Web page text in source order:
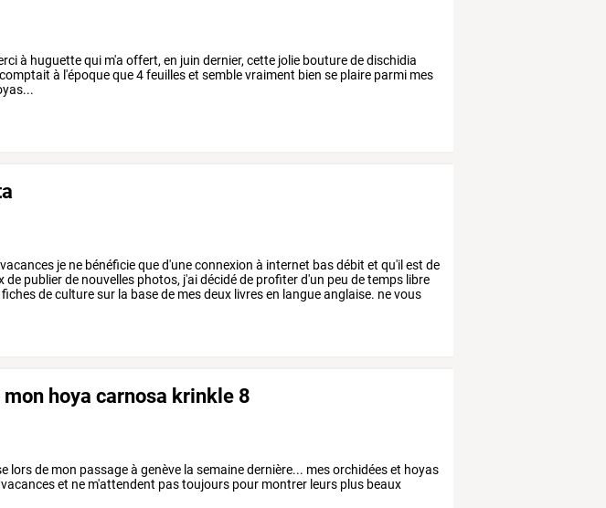
à huguette qui m'a offert, en juin dernier, cette jolie bouture de dischidia
à l'époque que 4 feuilles et semble vraiment bien se plaire parmi mes
vacances je ne bénéficiequed'uneconnexion à internet basdébit et qu'il est de
de publierde nouvelles photos, j'aidécidéde profiterd'un peu detemps libre
fichesdeculturesur la basede mesdeux livresen langueanglaise. nevous
hoya carnosa krinkle 8
lors de mon passage à genève la semaine dernière... mes orchidées et hoyas
et ne m'attendent pas toujours pour montrer leurs plus beaux